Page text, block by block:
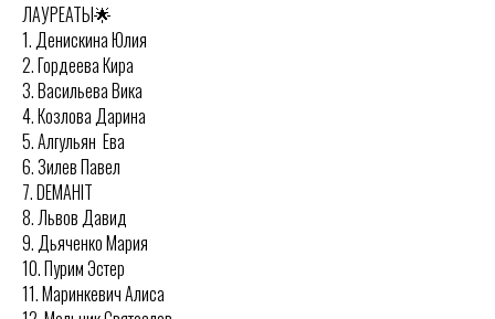
ЛАУРЕАТЫ🌟
1. Денискина Юлия
2. Гордеева Кира
3. Васильева Вика
4. Козлова Дарина
5. Алгульян Ева
6. Зилев Павел
7. DEMAHIT
8. Львов Давид
9. Дьяченко Мария
10. Пурим Эстер
11. Маринкевич Алиса